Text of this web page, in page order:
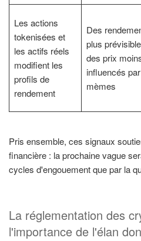
Les actions
tokenisées et
les actifs réels
modifient les
profils de
rendement
Des
plus
des prix
influencés
mèmes
Pris ensemble, ces signaux
financière : la prochaine vague
cycles d'engouement que par la
La réglementation des
l'importance de l'élan